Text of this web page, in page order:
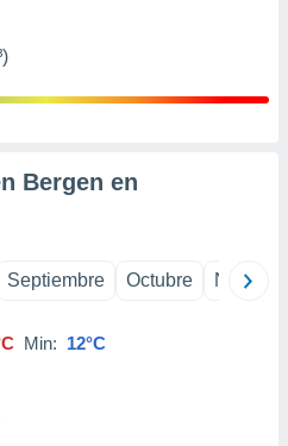
Bergen en
Septiembre Octubre
Min: 12°C